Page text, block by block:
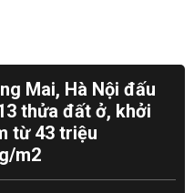
Mai, Hà Nội đấu
thửa đất ở, khởi
từ 43 triệu
m2